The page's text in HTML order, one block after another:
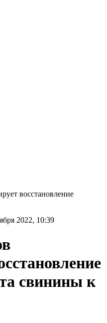
восстановление
2022, 10:39
свинины к